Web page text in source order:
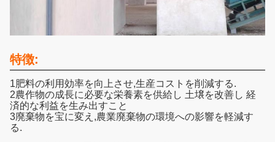
特徴:
1肥料の利用効率を向上させ,生産コストを削減する.
2農作物の成長に必要な栄養素を供給し 土壌を改善し 経
済的な利益を生み出すこと
3廃棄物を宝に変え,農業廃棄物の環境への影響を軽減す
る.